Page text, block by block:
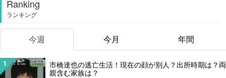
Ranking
ランキング
今週 今月 年間
1
市橋達也の逃亡生活！現在の顔が別人？出所時期は？両
親含む家族は？